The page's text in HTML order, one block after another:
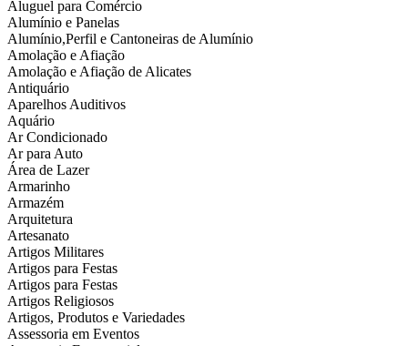
Aluguel para Comércio
Alumínio e Panelas
Alumínio,Perfil e Cantoneiras de Alumínio
Amolação e Afiação
Amolação e Afiação de Alicates
Antiquário
Aparelhos Auditivos
Aquário
Ar Condicionado
Ar para Auto
Área de Lazer
Armarinho
Armazém
Arquitetura
Artesanato
Artigos Militares
Artigos para Festas
Artigos para Festas
Artigos Religiosos
Artigos, Produtos e Variedades
Assessoria em Eventos